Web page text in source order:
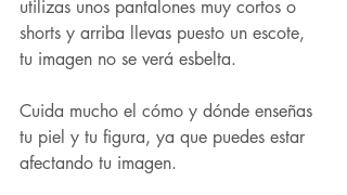
utilizas unos pantalones muy cortos o
shorts y arriba llevas puesto un escote,
tu imagen no se verá esbelta.
Cuida mucho el cómo y dónde enseñas
tu piel y tu figura, ya que puedes estar
afectando tu imagen.